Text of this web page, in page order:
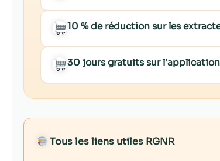
10 % de réduction sur les
30 jours gratuits sur l’application
Tous les liens utiles RGNR